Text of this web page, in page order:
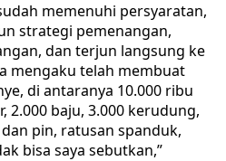
memenuhi persyaratan,
strategi pemenangan,
dan terjun langsung ke
mengaku telah membuat
di antaranya 10.000 ribu
2.000 baju, 3.000 kerudung,
pin, ratusan spanduk,
bisa saya sebutkan,”